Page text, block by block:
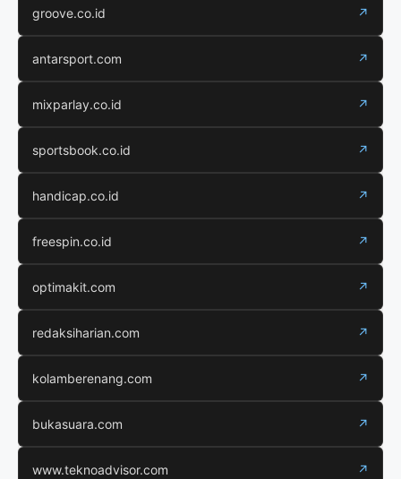
groove.co.id ↗
antarsport.com ↗
mixparlay.co.id ↗
sportsbook.co.id ↗
handicap.co.id ↗
freespin.co.id ↗
optimakit.com ↗
redaksiharian.com ↗
kolamberenang.com ↗
bukasuara.com ↗
www.teknoadvisor.com ↗